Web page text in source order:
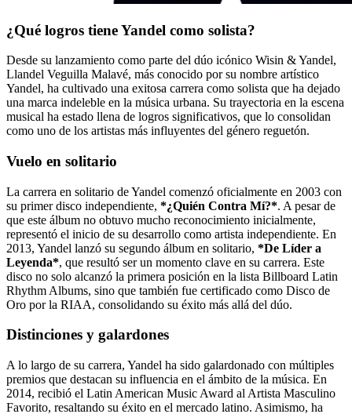
¿Qué logros tiene Yandel como solista?
Desde su lanzamiento como parte del dúo icónico Wisin & Yandel,
Llandel Veguilla Malavé, más conocido por su nombre artístico
Yandel, ha cultivado una exitosa carrera como solista que ha dejado
una marca indeleble en la música urbana. Su trayectoria en la escena
musical ha estado llena de logros significativos, que lo consolidan
como uno de los artistas más influyentes del género reguetón.
Vuelo en solitario
La carrera en solitario de Yandel comenzó oficialmente en 2003 con
su primer disco independiente, *¿Quién Contra Mí?*. A pesar de
que este álbum no obtuvo mucho reconocimiento inicialmente,
representó el inicio de su desarrollo como artista independiente. En
2013, Yandel lanzó su segundo álbum en solitario, *De Líder a
Leyenda*, que resultó ser un momento clave en su carrera. Este
disco no solo alcanzó la primera posición en la lista Billboard Latin
Rhythm Albums, sino que también fue certificado como Disco de
Oro por la RIAA, consolidando su éxito más allá del dúo.
Distinciones y galardones
A lo largo de su carrera, Yandel ha sido galardonado con múltiples
premios que destacan su influencia en el ámbito de la música. En
2014, recibió el Latin American Music Award al Artista Masculino
Favorito, resaltando su éxito en el mercado latino. Asimismo, ha